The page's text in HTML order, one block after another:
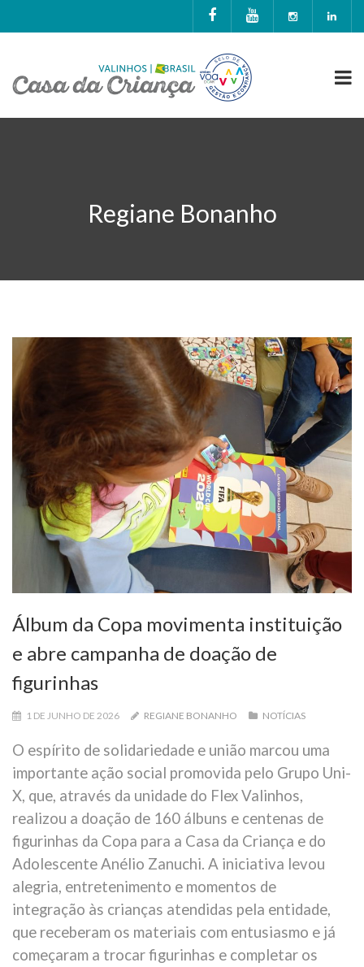
Regiane Bonanho
Álbum da Copa movimenta instituição
e abre campanha de doação de
figurinhas
1 DE JUNHO DE 2026 REGIANE BONANHO NOTÍCIAS
O espírito de solidariedade e união marcou uma
importante ação social promovida pelo Grupo Uni-
X, que, através da unidade do Flex Valinhos,
realizou a doação de 160 álbuns e centenas de
figurinhas da Copa para a Casa da Criança e do
Adolescente Anélio Zanuchi. A iniciativa levou
alegria, entretenimento e momentos de
integração às crianças atendidas pela entidade,
que receberam os materiais com entusiasmo e já
começaram a trocar figurinhas e completar os